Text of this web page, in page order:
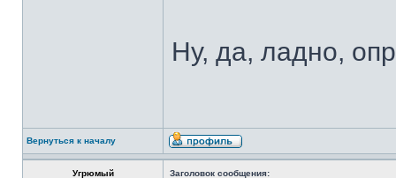
Ну, да, ладно,
Вернуться к началу
Угрюмый Заголовок сообщения: